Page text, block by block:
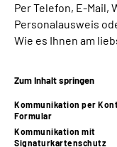
Karriere
Inhalte in
Per Telefon, E-Mail,
Personalausweis
Wie es Ihnen am
Zum Inhalt springen
Kommunikation per
Formular
Kommunikation mit
Signaturkartenschutz